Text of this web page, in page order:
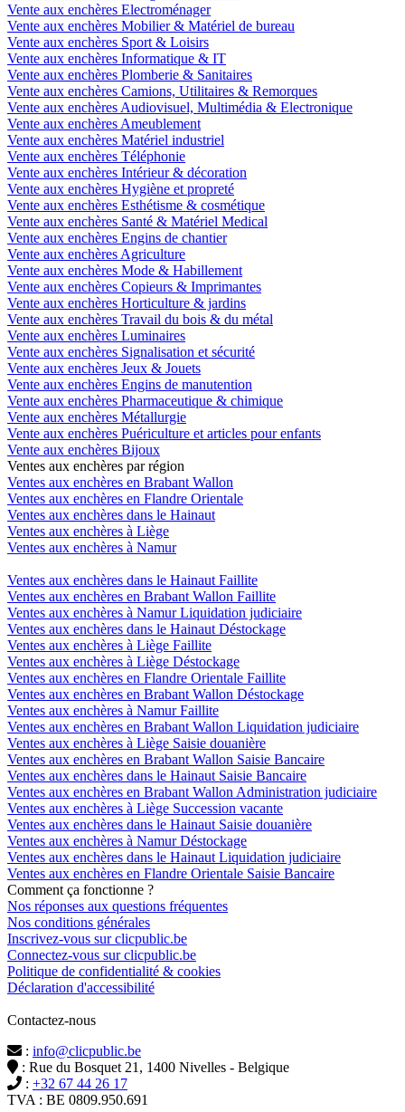
Vente aux enchères Electroménager
Vente aux enchères Mobilier & Matériel de bureau
Vente aux enchères Sport & Loisirs
Vente aux enchères Informatique & IT
Vente aux enchères Plomberie & Sanitaires
Vente aux enchères Camions, Utilitaires & Remorques
Vente aux enchères Audiovisuel, Multimédia & Electronique
Vente aux enchères Ameublement
Vente aux enchères Matériel industriel
Vente aux enchères Téléphonie
Vente aux enchères Intérieur & décoration
Vente aux enchères Hygiène et propreté
Vente aux enchères Esthétisme & cosmétique
Vente aux enchères Santé & Matériel Medical
Vente aux enchères Engins de chantier
Vente aux enchères Agriculture
Vente aux enchères Mode & Habillement
Vente aux enchères Copieurs & Imprimantes
Vente aux enchères Horticulture & jardins
Vente aux enchères Travail du bois & du métal
Vente aux enchères Luminaires
Vente aux enchères Signalisation et sécurité
Vente aux enchères Jeux & Jouets
Vente aux enchères Engins de manutention
Vente aux enchères Pharmaceutique & chimique
Vente aux enchères Métallurgie
Vente aux enchères Puériculture et articles pour enfants
Vente aux enchères Bijoux
Ventes aux enchères par région
Ventes aux enchères en Brabant Wallon
Ventes aux enchères en Flandre Orientale
Ventes aux enchères dans le Hainaut
Ventes aux enchères à Liège
Ventes aux enchères à Namur
Ventes aux enchères dans le Hainaut Faillite
Ventes aux enchères en Brabant Wallon Faillite
Ventes aux enchères à Namur Liquidation judiciaire
Ventes aux enchères dans le Hainaut Déstockage
Ventes aux enchères à Liège Faillite
Ventes aux enchères à Liège Déstockage
Ventes aux enchères en Flandre Orientale Faillite
Ventes aux enchères en Brabant Wallon Déstockage
Ventes aux enchères à Namur Faillite
Ventes aux enchères en Brabant Wallon Liquidation judiciaire
Ventes aux enchères à Liège Saisie douanière
Ventes aux enchères en Brabant Wallon Saisie Bancaire
Ventes aux enchères dans le Hainaut Saisie Bancaire
Ventes aux enchères en Brabant Wallon Administration judiciaire
Ventes aux enchères à Liège Succession vacante
Ventes aux enchères dans le Hainaut Saisie douanière
Ventes aux enchères à Namur Déstockage
Ventes aux enchères dans le Hainaut Liquidation judiciaire
Ventes aux enchères en Flandre Orientale Saisie Bancaire
Comment ça fonctionne ?
Nos réponses aux questions fréquentes
Nos conditions générales
Inscrivez-vous sur clicpublic.be
Connectez-vous sur clicpublic.be
Politique de confidentialité & cookies
Déclaration d'accessibilité
Contactez-nous
: info@clicpublic.be
: Rue du Bosquet 21, 1400 Nivelles - Belgique
: +32 67 44 26 17
TVA : BE 0809.950.691